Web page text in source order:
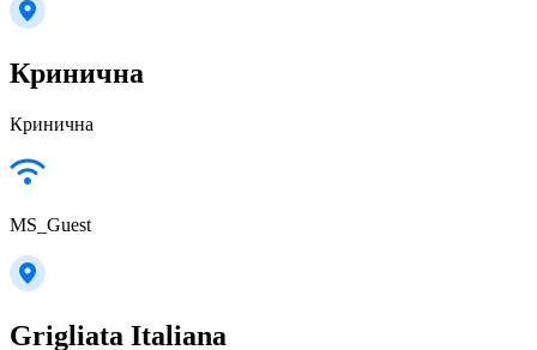
Кринична
Кринична
MS_Guest
Grigliata Italiana